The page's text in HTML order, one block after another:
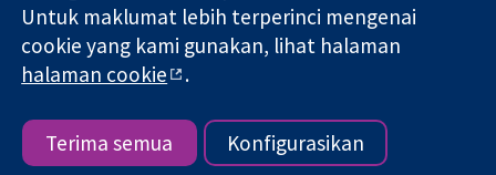
berdaftar di England & Wales. Nombor pendaftaran VAT GB 718
2127 49.
Hak Cipta © 2026 Kolabrasi Cochrane
cookie|Tetapan cookie
Untuk maklumat lebih terperinci mengenai
cookie yang kami gunakan, lihat halaman
halaman cookie
.
Terima semua Konfigurasikan